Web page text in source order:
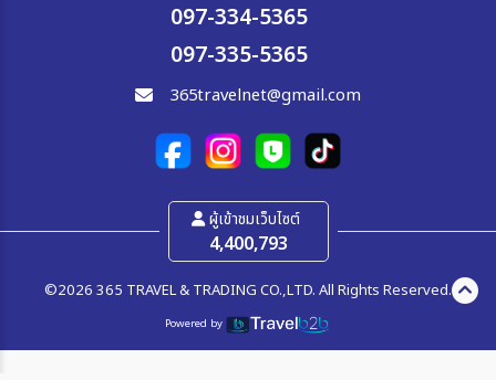
097-334-5365
097-335-5365
365travelnet@gmail.com
ผู้เข้าชมเว็บไซต์
4,400,793
©2026 365 TRAVEL & TRADING CO.,LTD. All Rights Reserved.
Powered by